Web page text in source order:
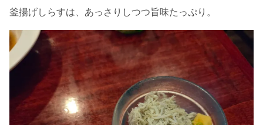
釜揚げしらすは、あっさりしつつ旨味たっぷり。